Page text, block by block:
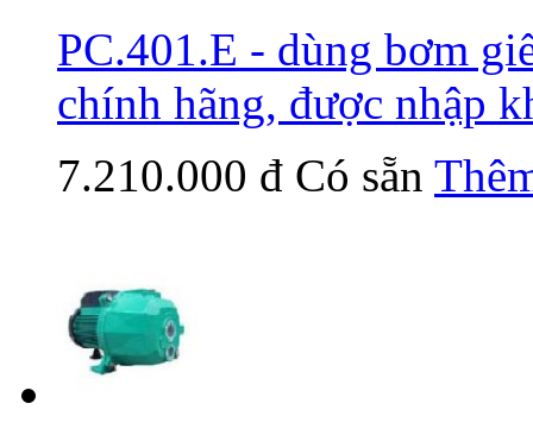
PC.401.E - dùng bơm
chính hãng, được nhập
7.210.000 đ Có sẵn